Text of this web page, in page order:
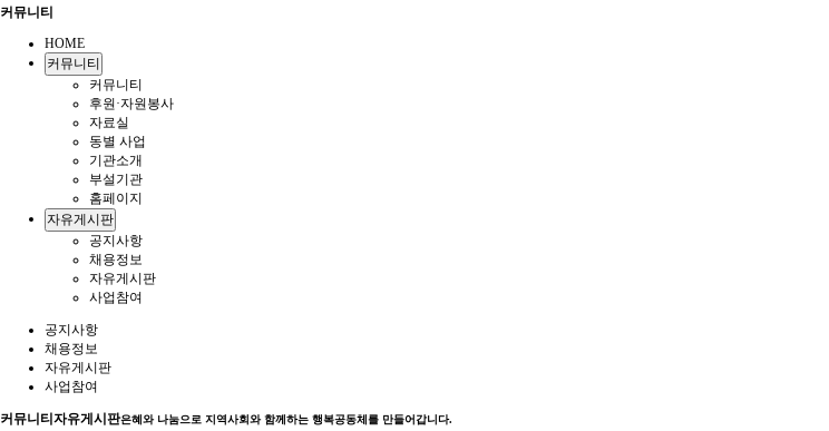
커뮤니티
HOME
커뮤니티
커뮤니티
후원·자원봉사
자료실
동별 사업
기관소개
부설기관
홈페이지
자유게시판
공지사항
채용정보
자유게시판
사업참여
공지사항
채용정보
자유게시판
사업참여
커뮤니티 자유게시판은혜와 나눔으로 지역사회와 함께하는 행복공동체를 만들어갑니다.